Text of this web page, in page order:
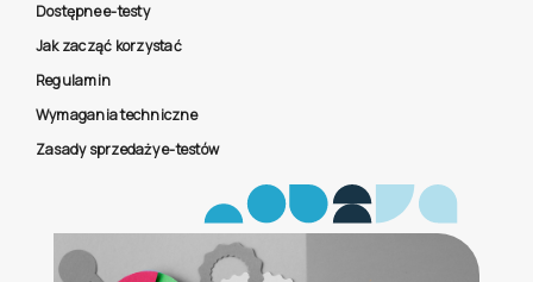
Dostępne e-testy
Jak zacząć korzystać
Regulamin
Wymagania techniczne
Zasady sprzedaży e-testów